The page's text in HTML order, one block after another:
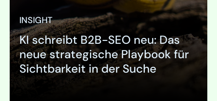
INSIGHT
KI schreibt B2B-SEO neu: Das
neue strategische Playbook für
Sichtbarkeit in der Suche